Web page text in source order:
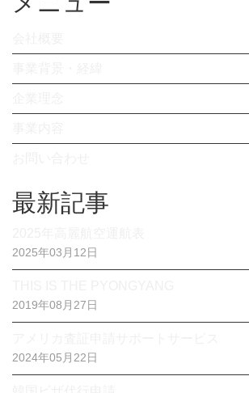
最新記事
2025年03月12日
2019年08月27日
2024年05月22日